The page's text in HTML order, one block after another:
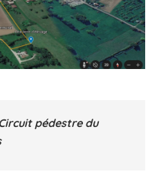
pédestre du